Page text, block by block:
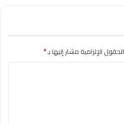
الحقول الإلزامية مشار إليها بـ*